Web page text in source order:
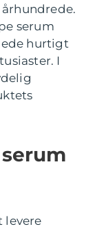
serum
hurtigt
I
levere